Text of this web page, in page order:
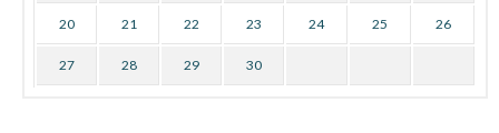
20 21 22 23 24 25 26
27 28 29 30